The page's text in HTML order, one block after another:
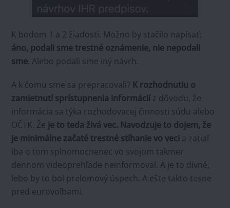
K bodom 1 a 2 žiadosti. Možno by stačilo napísať:
áno, podali sme trestné oznámenie, nie nepodali
sme. Alebo podali sme iný návrh.
A k čomu sme sa prepracovali? K rozhodnutiu o
zamietnutí sprístupnenia informáciíz dôvodu, že
informácia sa týka rozhodovacej činnosti súdu alebo
OČTK. Že je to teda živá vec. Navodzuje to dojem, že
je minimálne začaté trestné stíhanie vo veci a zatiaľ
iba o tom splnomocnenec vo svojom takmer
dennom videoprehľade neinformoval. A je to divné,
lebo by to bol prelomový úspech. A ešte takto tesne
pred eurovoľbami.